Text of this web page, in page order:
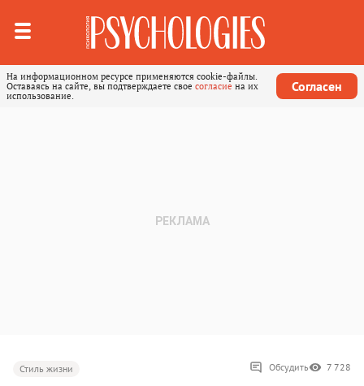
На информационном ресурсе применяются cookie-файлы.
Оставаясь на сайте, вы подтверждаете свое согласие на их
использование.
Согласен
Стиль жизни Обсудить 7 728